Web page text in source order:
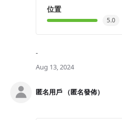
位置
5.0
-
Aug 13, 2024
匿名用戶 （匿名發佈）